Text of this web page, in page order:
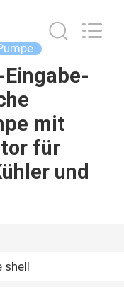
mit
für
und
shell